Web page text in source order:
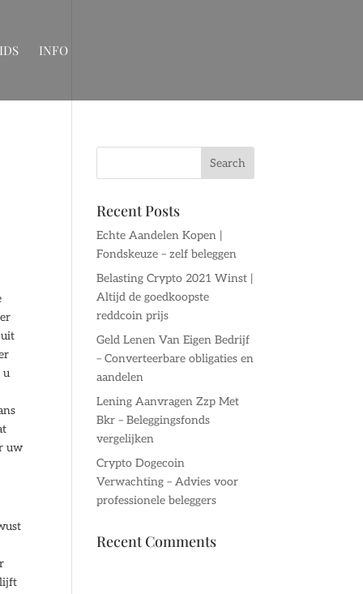
INFO
uit
u
uw
Recent Posts
Echte Aandelen Kopen |
Fondskeuze – zelf beleggen
Belasting Crypto 2021 Winst |
Altijd de goedkoopste
reddcoin prijs
Geld Lenen Van Eigen Bedrijf
– Converteerbare obligaties en
aandelen
Lening Aanvragen Zzp Met
Bkr – Beleggingsfonds
vergelijken
Crypto Dogecoin
Verwachting – Advies voor
professionele beleggers
Recent Comments